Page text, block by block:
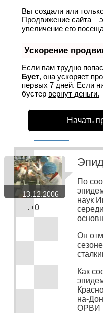
Вы создали или
Продвижение сайта –
увеличение его
Ускорение
Если вам трудно
Буст, она ускоряет
первых 7 дней. Если
бустер вернут деньги.
Начать
13.12.2006
0
По
наук
Он
Как
на-
ОРВИ